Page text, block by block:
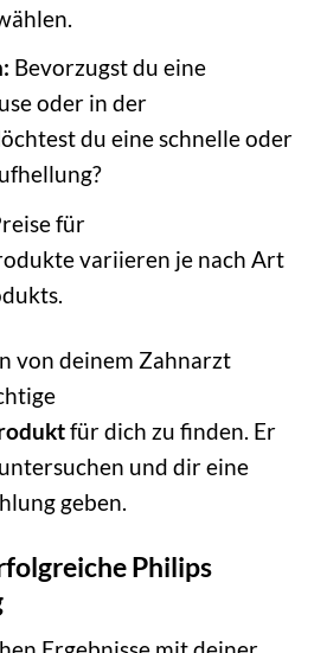
Bevorzugst du eine
oder in der
du eine schnelle oder
für
variieren je nach Art
von deinem Zahnarzt
für dich zu finden. Er
und dir eine
geben.
Philips